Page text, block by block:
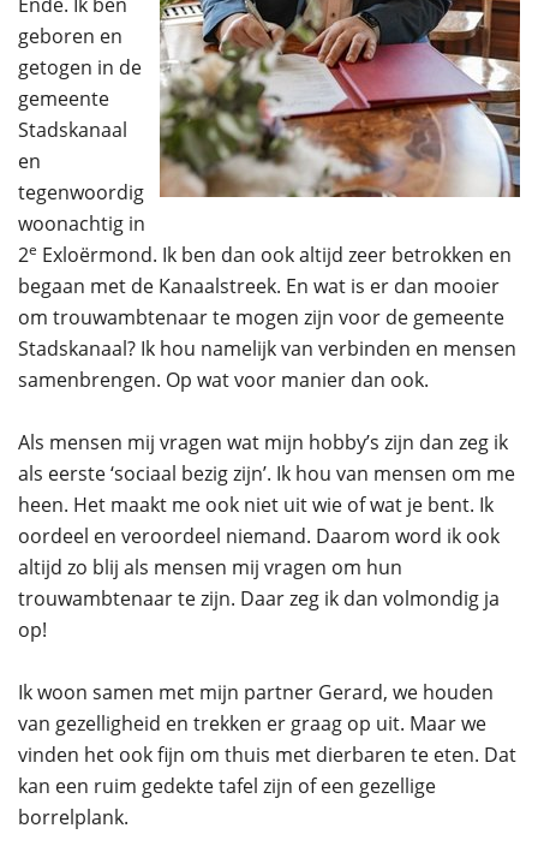
geboren en
getogen in de
gemeente
Stadskanaal
en
tegenwoordig
woonachtig in
2e Exloërmond. Ik ben dan ook altijd zeer betrokken en
begaan met de Kanaalstreek. En wat is er dan mooier
om trouwambtenaar te mogen zijn voor de gemeente
Stadskanaal? Ik hou namelijk van verbinden en mensen
samenbrengen. Op wat voor manier dan ook.
Als mensen mij vragen wat mijn hobby’s zijn dan zeg ik
als eerste ‘sociaal bezig zijn’. Ik hou van mensen om me
heen. Het maakt me ook niet uit wie of wat je bent. Ik
oordeel en veroordeel niemand. Daarom word ik ook
altijd zo blij als mensen mij vragen om hun
trouwambtenaar te zijn. Daar zeg ik dan volmondig ja
op!
Ik woon samen met mijn partner Gerard, we houden
van gezelligheid en trekken er graag op uit. Maar we
vinden het ook fijn om thuis met dierbaren te eten. Dat
kan een ruim gedekte tafel zijn of een gezellige
borrelplank.